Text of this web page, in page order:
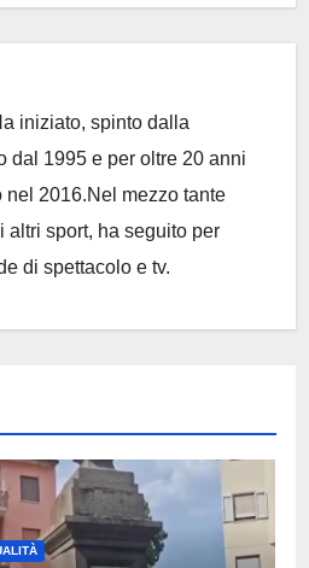
iniziato, spinto dalla
dal 1995 e per oltre 20 anni
2016.Nel mezzo tante
sport, ha seguito per
di spettacolo e tv.